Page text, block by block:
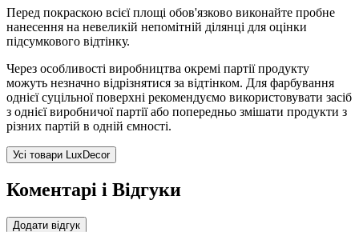
Перед покраскою всієї площі обов'язково виконайте пробне
нанесення на невеликій непомітній ділянці для оцінки
підсумкового відтінку.
Через особливості виробництва окремі партії продукту
можуть незначно відрізнятися за відтінком. Для фарбування
однієї суцільної поверхні рекомендуємо використовувати засіб
з однієї виробничої партії або попередньо змішати продукти з
різних партій в одній ємності.
Усі товари LuxDecor
Коментарі і Відгуки
Додати відгук